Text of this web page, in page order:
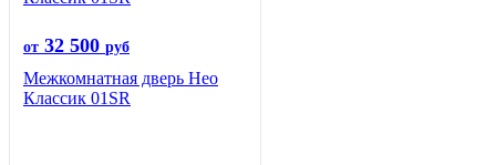
от 32 500 руб
Межкомнатная дверь Нео
Классик 01SR